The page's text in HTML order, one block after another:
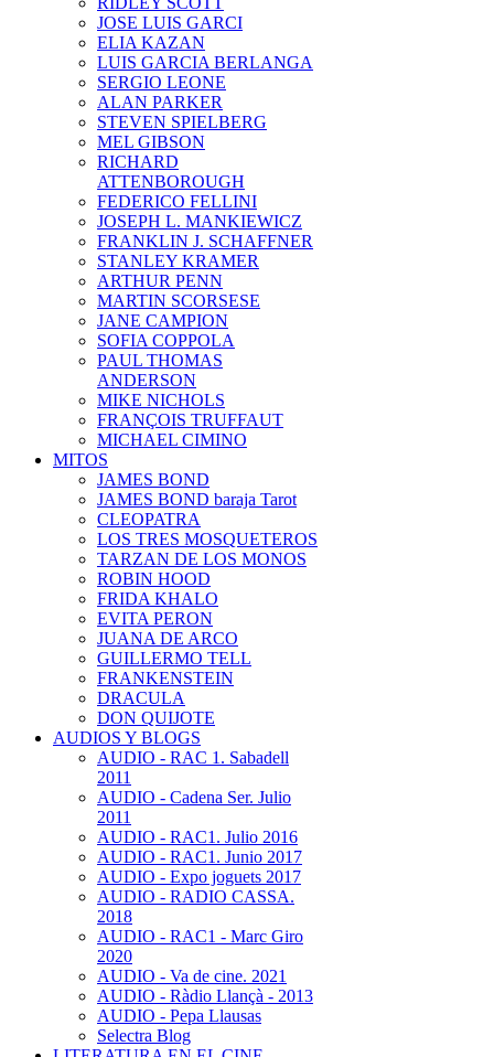
JOSE LUIS GARCI
ELIA KAZAN
LUIS GARCIA BERLANGA
SERGIO LEONE
ALAN PARKER
STEVEN SPIELBERG
MEL GIBSON
RICHARD
ATTENBOROUGH
FEDERICO FELLINI
JOSEPH L. MANKIEWICZ
FRANKLIN J. SCHAFFNER
STANLEY KRAMER
ARTHUR PENN
MARTIN SCORSESE
JANE CAMPION
SOFIA COPPOLA
PAUL THOMAS
ANDERSON
MIKE NICHOLS
FRANÇOIS TRUFFAUT
MICHAEL CIMINO
MITOS
JAMES BOND
JAMES BOND baraja Tarot
CLEOPATRA
LOS TRES MOSQUETEROS
TARZAN DE LOS MONOS
ROBIN HOOD
FRIDA KHALO
EVITA PERON
JUANA DE ARCO
GUILLERMO TELL
FRANKENSTEIN
DRACULA
DON QUIJOTE
AUDIOS Y BLOGS
AUDIO - RAC 1. Sabadell
2011
AUDIO - Cadena Ser. Julio
2011
AUDIO - RAC1. Julio 2016
AUDIO - RAC1. Junio 2017
AUDIO - Expo joguets 2017
AUDIO - RADIO CASSA.
2018
AUDIO - RAC1 - Marc Giro
2020
AUDIO - Va de cine. 2021
AUDIO - Ràdio Llançà - 2013
AUDIO - Pepa Llausas
Selectra Blog